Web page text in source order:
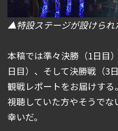
▲特設ステージが設けられ
本稿では準々決勝（1日目
日目）、そして決勝戦（3
観戦レポートをお届けす
視聴していた方やそうで
幸いだ。